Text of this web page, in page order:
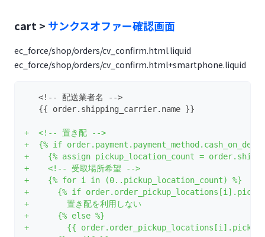
cart > サンクスオファー確認画面
ec_force/shop/orders/cv_confirm.html.liquid
ec_force/shop/orders/cv_confirm.html+smartphone.liquid
   <!-- 配送業者名 -->
   {{ order.shipping_carrier.name }}
+  <!-- 置き配 -->
+  {% if
+    {% assign pickup_location_count =
+    <!-- 受取場所希望 -->
+    {% for i in (0..pickup_location_count) %}
+      {% if
+        置き配を利用しない
+      {% else %}
+        {{